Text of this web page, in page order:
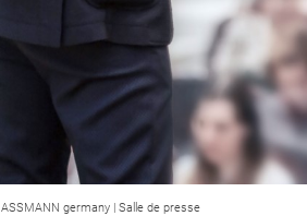
ASSMANN germany | Salle de presse